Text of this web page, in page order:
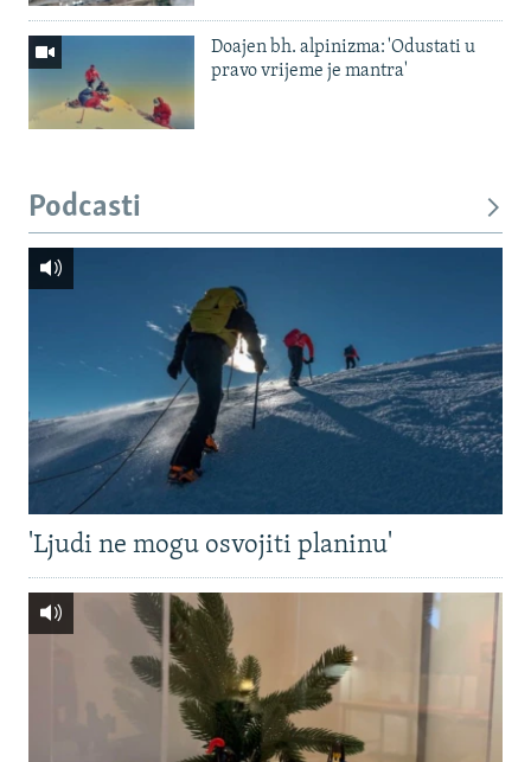
Doajen bh. alpinizma: 'Odustati u
pravo vrijeme je mantra'
Podcasti
'Ljudi ne mogu osvojiti planinu'